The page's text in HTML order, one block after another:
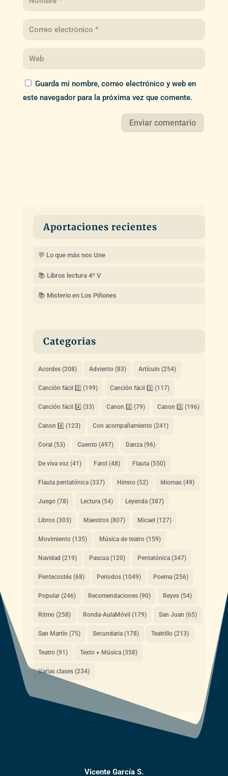
Guarda mi nombre, correo electrónico y web en
este navegador para la próxima vez que comente.
Aportaciones recientes
💬 Lo que más nos Une
📚 Libros lectura 4º V
📚 Misterio en Los Piñones
Categorias
Acordes(208) Adviento(83) Artículo(254)
Canción fácil 2️⃣ (199) Canción fácil 3️⃣ (117)
Canción fácil 4️⃣ (33) Canon 2️⃣ (79) Canon 3️⃣ (196)
Canon 4️⃣ (123) Con acompañamiento(241)
Coral (53) Cuento(497) Danza(96)
De viva voz(41) Farol (48) Flauta(550)
Flauta pentatónica(337) Himno(52) Idiomas(49)
Juego(78) Lectura(54) Leyenda(387)
Libros(303) Maestros(807) Micael (127)
Movimiento(135) Música de teatro(159)
Navidad (219) Pascua(120) Pentatónica(347)
Pentecostés(68) Periodos(1049) Poema(256)
Popular(246) Recomendaciones(90) Reyes(54)
Ritmo(258) Ronda-AulaMóvil (179) San Juan (65)
San Martín (75) Secundaria(178) Teatrillo(213)
Teatro(91) Texto + Música(358)
Varias clases(234)
Vicente García S.